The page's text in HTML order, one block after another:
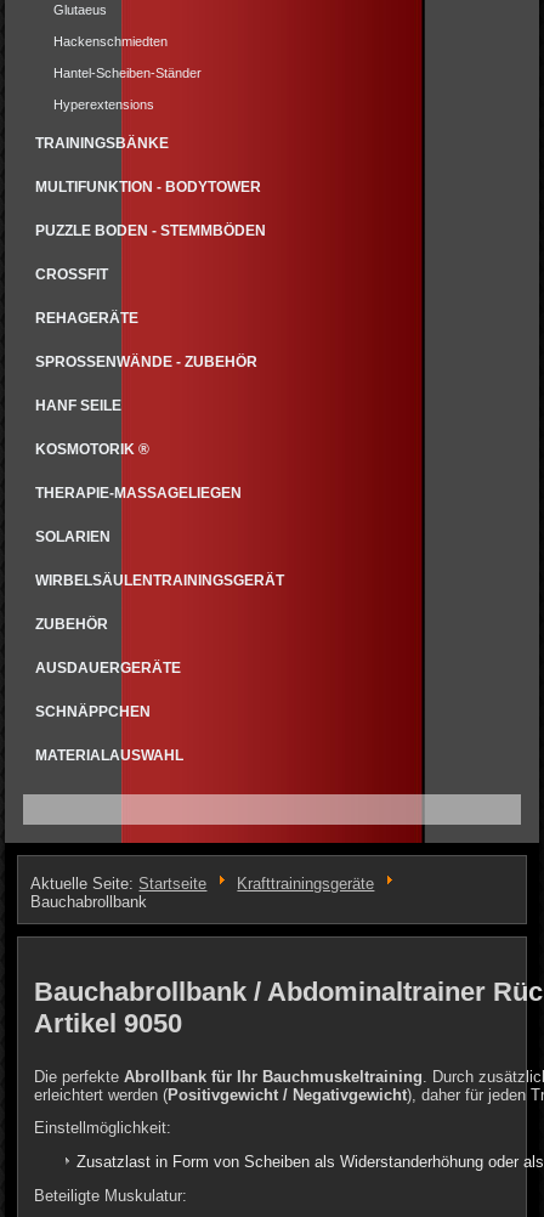
Glutaeus
Hackenschmiedten
Hantel-Scheiben-Ständer
Hyperextensions
TRAININGSBÄNKE
MULTIFUNKTION - BODYTOWER
PUZZLE BODEN - STEMMBÖDEN
CROSSFIT
REHAGERÄTE
SPROSSENWÄNDE - ZUBEHÖR
HANF SEILE
KOSMOTORIK ®
THERAPIE-MASSAGELIEGEN
SOLARIEN
WIRBELSÄULENTRAININGSGERÄT
ZUBEHÖR
AUSDAUERGERÄTE
SCHNÄPPCHEN
MATERIALAUSWAHL
Aktuelle Seite:Startseite
Krafttrainingsgeräte
Bauchabrollbank
Bauchabrollbank / Abdominaltrainer
Artikel 9050
Die perfekteAbrollbank für Ihr Bauchmuskeltraining . Durch
erleichtert werden (Positivgewicht / Negativgewicht), daher für jeden
Einstellmöglichkeit:
Zusatzlast in Form von Scheiben als Widerstanderhöhung oder
Beteiligte Muskulatur: